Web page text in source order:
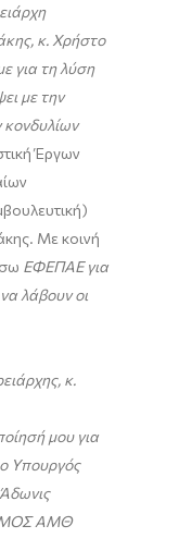
κ. Χρήστο
για τη λύση
με την
Έργων
Με κοινή
ΕΦΕΠΑΕ για
λάβουν οι
κ.
μου για
Υπουργός
ΑΜΘ